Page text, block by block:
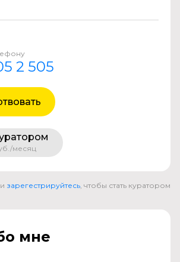
2 505
месяц
зарегестрируйтесь, чтобы стать куратором
мне